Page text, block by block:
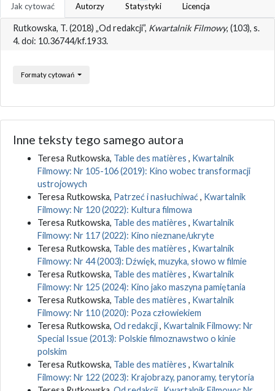
Jak cytować Autorzy Statystyki Licencja
Rutkowska, T. (2018) „Od redakcji”, Kwartalnik Filmowy, (103), s.
4. doi: 10.36744/kf.1933.
Formaty cytowań
Inne teksty tego samego autora
Teresa Rutkowska, Table des matières , Kwartalnik
Filmowy: Nr 105-106 (2019): Kino wobec transformacji
ustrojowych
Teresa Rutkowska, Patrzeć i nasłuchiwać, Kwartalnik
Filmowy: Nr 120 (2022): Kultura filmowa
Teresa Rutkowska, Table des matières , Kwartalnik
Filmowy: Nr 117 (2022): Kino nieznane/ukryte
Teresa Rutkowska, Table des matières , Kwartalnik
Filmowy: Nr 44 (2003): Dźwięk, muzyka, słowo w filmie
Teresa Rutkowska, Table des matières , Kwartalnik
Filmowy: Nr 125 (2024): Kino jako maszyna pamiętania
Teresa Rutkowska, Table des matières , Kwartalnik
Filmowy: Nr 110 (2020): Poza człowiekiem
Teresa Rutkowska, Od redakcji, Kwartalnik Filmowy: Nr
Special Issue (2013): Polskie filmoznawstwo o kinie
polskim
Teresa Rutkowska, Table des matières , Kwartalnik
Filmowy: Nr 122 (2023): Krajobrazy, panoramy, terytoria